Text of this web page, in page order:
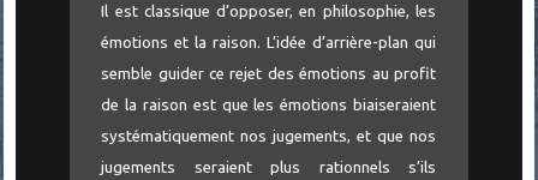
Il est classique d’opposer, en philosophie, les
émotions et la raison. L’idée d’arrière-plan qui
semble guider ce rejet des émotions au profit
de la raison est que les émotions biaiseraient
systématiquement nos jugements, et que nos
jugements seraient plus rationnels s’ils